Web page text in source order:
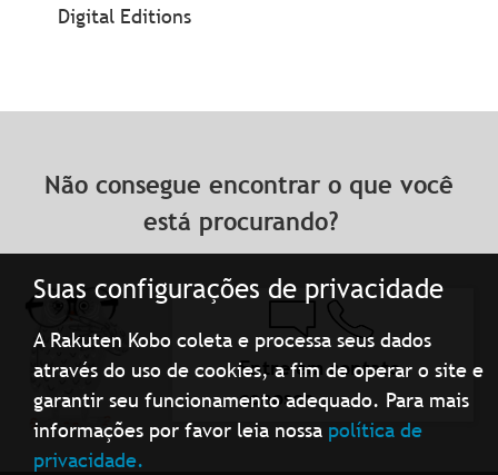
Suas configurações de privacidade
A Rakuten Kobo coleta e processa seus dados
através do uso de cookies, a fim de operar o site e
garantir seu funcionamento adequado. Para mais
informações por favor leia nossa política de
privacidade.
Digital Editions
Não consegue encontrar o que você
está procurando?
Entre em contato
conosco